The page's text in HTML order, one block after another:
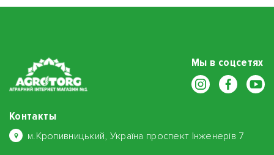
Мы в соцсетях
Контакты
м.Кропивницький, Україна проспект Інженерів 7